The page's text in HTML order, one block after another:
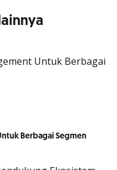
Berbagai Segmen